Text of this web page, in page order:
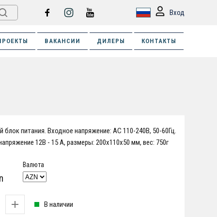
Вход
ВАКАНСИИ ДИЛЕРЫ КОНТАКТЫ
Валюта
В наличии
блок питания. Входное напряжение: AC 110-240В, 50-60Гц.
12В - 15 А, размеры: 200х110х50 мм, вес: 750г